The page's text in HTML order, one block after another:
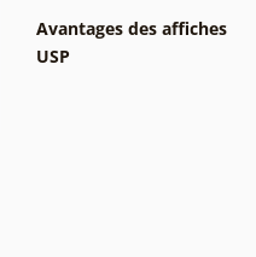
Avantages des affiches
USP